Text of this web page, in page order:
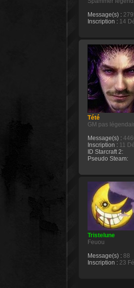
Message(s) :
Inscription : 14
Tété
GM pas
Message(s) :
Inscription : 11
ID Starcraft 2:
Pseudo Steam:
Tristelune
Feuou
Message(s) : 88
Inscription : 23